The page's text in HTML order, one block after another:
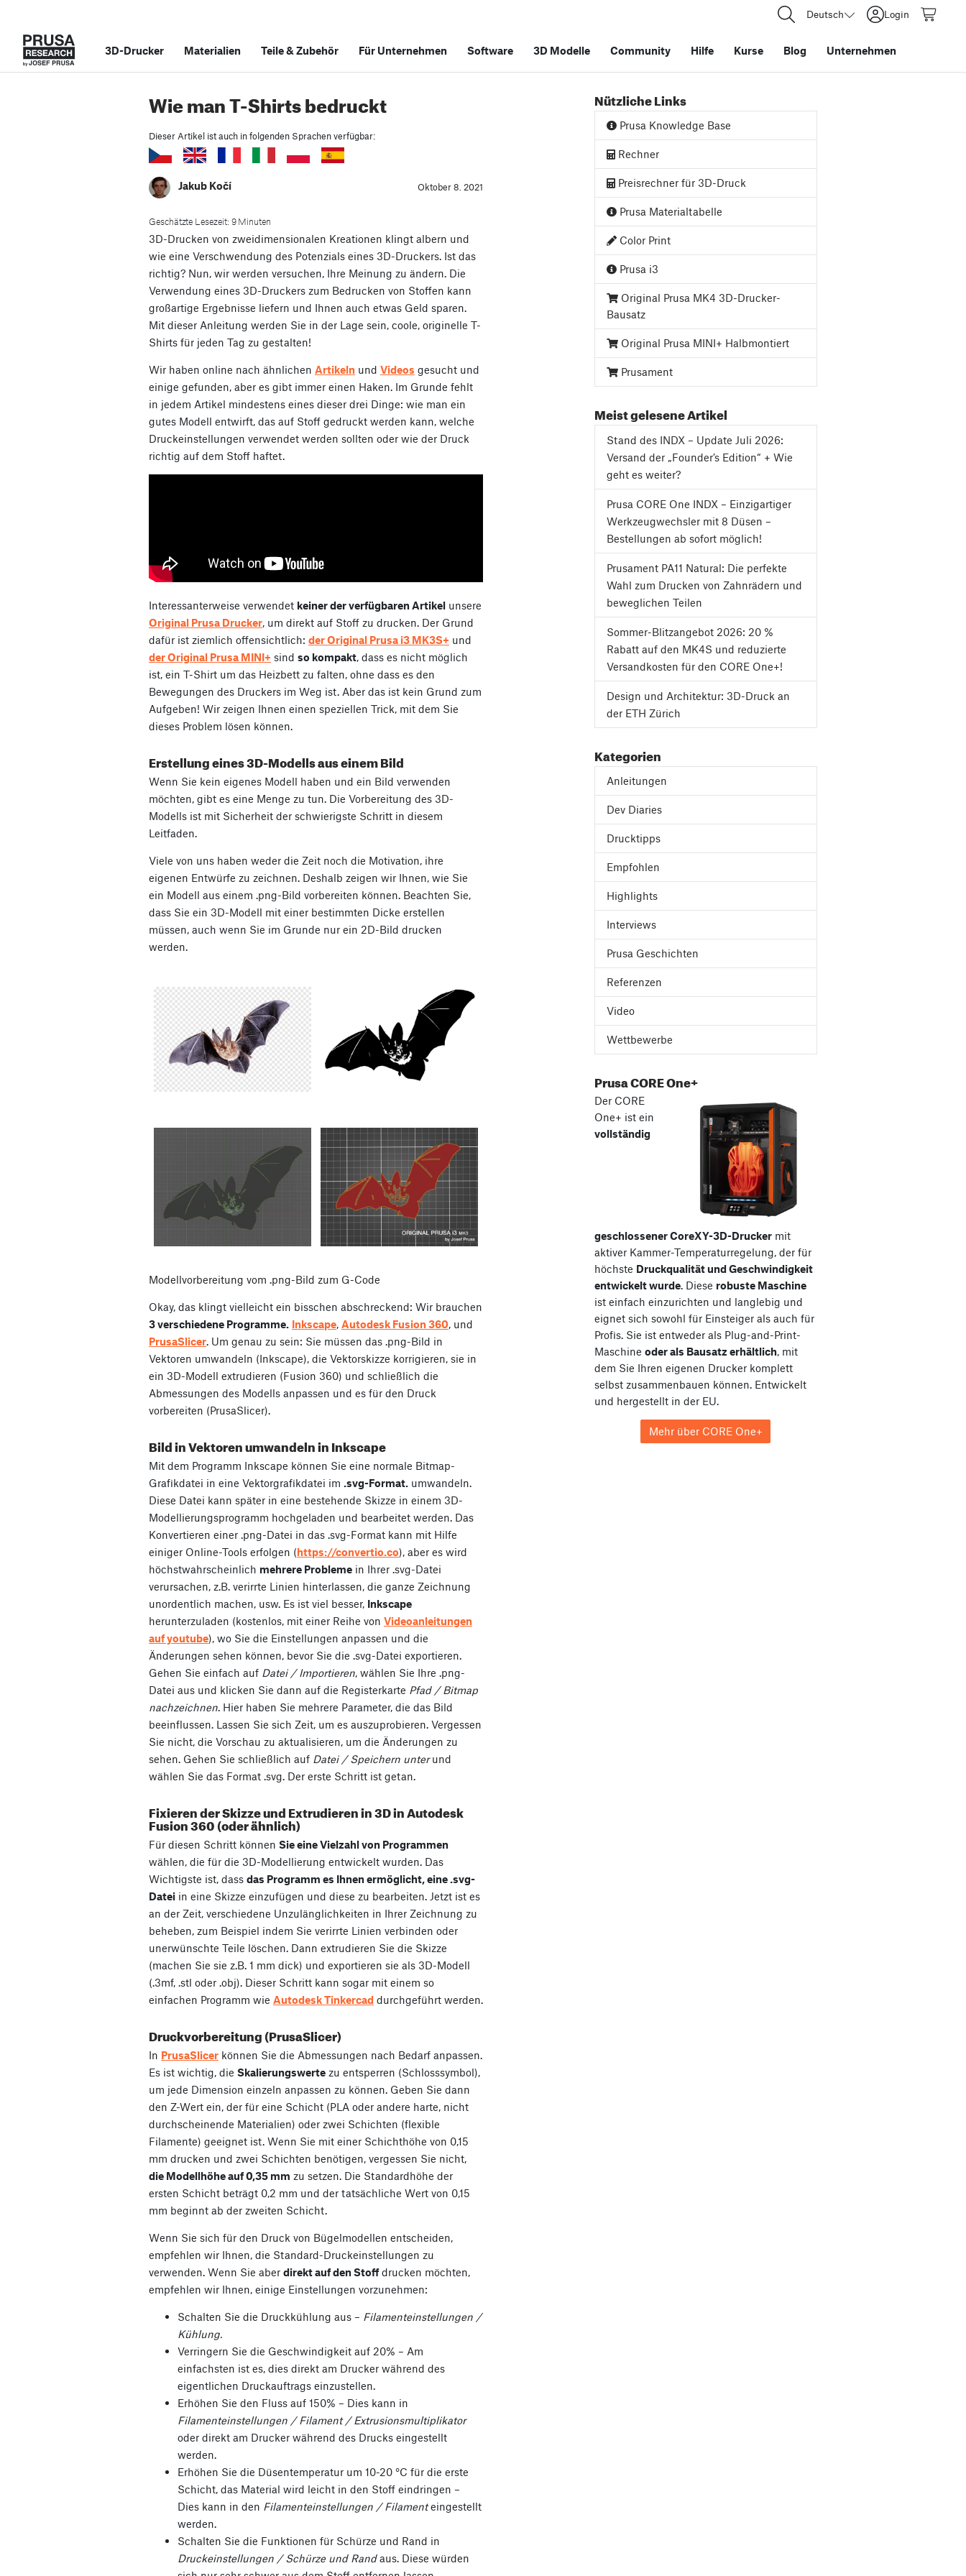
Deutsch Login
3D-Drucker Materialien Teile&Zubehör Für Unternehmen Software 3D Modelle Community Hilfe Kurse Blog Unternehmen
Wie man T-Shirts bedruckt
Dieser Artikel ist auch in folgenden Sprachen verfügbar:
Jakub Kočí Oktober 8. 2021
Geschätzte Lesezeit: 9 Minuten
3D-Drucken von zweidimensionalen Kreationen klingt albern und
wie eine Verschwendung des Potenzials eines 3D-Druckers. Ist das
richtig? Nun, wir werden versuchen, Ihre Meinung zu ändern. Die
Verwendung eines 3D-Druckers zum Bedrucken von Stoffen kann
großartige Ergebnisse liefern und Ihnen auch etwas Geld sparen.
Mit dieser Anleitung werden Sie in der Lage sein, coole, originelle T-
Shirts für jeden Tag zu gestalten!
Wir haben online nach ähnlichen Artikeln und Videos gesucht und
einige gefunden, aber es gibt immer einen Haken. Im Grunde fehlt
in jedem Artikel mindestens eines dieser drei Dinge: wie man ein
gutes Modell entwirft, das auf Stoff gedruckt werden kann, welche
Druckeinstellungen verwendet werden sollten oder wie der Druck
richtig auf dem Stoff haftet.
Interessanterweise verwendet keiner der verfügbaren Artikel unsere
Original Prusa Drucker, um direkt auf Stoff zu drucken. Der Grund
dafür ist ziemlich offensichtlich: der Original Prusa i3 MK3S+ und
der Original Prusa MINI+ sind so kompakt, dass es nicht möglich
ist, ein T-Shirt um das Heizbett zu falten, ohne dass es den
Bewegungen des Druckers im Weg ist. Aber das ist kein Grund zum
Aufgeben! Wir zeigen Ihnen einen speziellen Trick, mit dem Sie
dieses Problem lösen können.
Erstellung eines 3D-Modells aus einem Bild
Wenn Sie kein eigenes Modell haben und ein Bild verwenden
möchten, gibt es eine Menge zu tun. Die Vorbereitung des 3D-
Modells ist mit Sicherheit der schwierigste Schritt in diesem
Leitfaden.
Viele von uns haben weder die Zeit noch die Motivation, ihre
eigenen Entwürfe zu zeichnen. Deshalb zeigen wir Ihnen, wie Sie
ein Modell aus einem .png-Bild vorbereiten können. Beachten Sie,
dass Sie ein 3D-Modell mit einer bestimmten Dicke erstellen
müssen, auch wenn Sie im Grunde nur ein 2D-Bild drucken
werden.
Modellvorbereitung vom .png-Bild zum G-Code
Okay, das klingt vielleicht ein bisschen abschreckend: Wir brauchen
3 verschiedene Programme. Inkscape, Autodesk Fusion 360, und
PrusaSlicer. Um genau zu sein: Sie müssen das .png-Bild in
Vektoren umwandeln (Inkscape), die Vektorskizze korrigieren, sie in
ein 3D-Modell extrudieren (Fusion 360) und schließlich die
Abmessungen des Modells anpassen und es für den Druck
vorbereiten (PrusaSlicer).
Bild in Vektoren umwandeln in Inkscape
Mit dem Programm Inkscape können Sie eine normale Bitmap-
Grafikdatei in eine Vektorgrafikdatei im .svg-Format. umwandeln.
Diese Datei kann später in eine bestehende Skizze in einem 3D-
Modellierungsprogramm hochgeladen und bearbeitet werden. Das
Konvertieren einer .png-Datei in das .svg-Format kann mit Hilfe
einiger Online-Tools erfolgen (https://convertio.co), aber es wird
höchstwahrscheinlich mehrere Probleme in Ihrer .svg-Datei
verursachen, z.B. verirrte Linien hinterlassen, die ganze Zeichnung
unordentlich machen, usw. Es ist viel besser, Inkscape
herunterzuladen (kostenlos, mit einer Reihe von Videoanleitungen
auf youtube), wo Sie die Einstellungen anpassen und die
Änderungen sehen können, bevor Sie die .svg-Datei exportieren.
Gehen Sie einfach auf Datei / Importieren, wählen Sie Ihre .png-
Datei aus und klicken Sie dann auf die Registerkarte Pfad / Bitmap
nachzeichnen. Hier haben Sie mehrere Parameter, die das Bild
beeinflussen. Lassen Sie sich Zeit, um es auszuprobieren. Vergessen
Sie nicht, die Vorschau zu aktualisieren, um die Änderungen zu
sehen. Gehen Sie schließlich auf Datei / Speichern unterund
wählen Sie das Format .svg. Der erste Schritt ist getan.
Fixieren der Skizze und Extrudieren in 3D in Autodesk
Fusion 360 (oder ähnlich)
Für diesen Schritt können Sie eine Vielzahl von Programmen
wählen, die für die 3D-Modellierung entwickelt wurden. Das
Wichtigste ist, dass das Programm es Ihnen ermöglicht, eine .svg-
Datei in eine Skizze einzufügen und diese zu bearbeiten. Jetzt ist es
an der Zeit, verschiedene Unzulänglichkeiten in Ihrer Zeichnung zu
beheben, zum Beispiel indem Sie verirrte Linien verbinden oder
unerwünschte Teile löschen. Dann extrudieren Sie die Skizze
(machen Sie sie z.B. 1 mm dick) und exportieren sie als 3D-Modell
(.3mf, .stl oder .obj). Dieser Schritt kann sogar mit einem so
einfachen Programm wie Autodesk Tinkercad durchgeführt werden.
Druckvorbereitung (PrusaSlicer)
In PrusaSlicer können Sie die Abmessungen nach Bedarf anpassen.
Es ist wichtig, die Skalierungswerte zu entsperren (Schlosssymbol),
um jede Dimension einzeln anpassen zu können. Geben Sie dann
den Z-Wert ein, der für eine Schicht (PLA oder andere harte, nicht
durchscheinende Materialien) oder zwei Schichten (flexible
Filamente) geeignet ist. Wenn Sie mit einer Schichthöhe von 0,15
mm drucken und zwei Schichten benötigen, vergessen Sie nicht,
die Modellhöhe auf 0,35 mm zu setzen. Die Standardhöhe der
ersten Schicht beträgt 0,2 mm und der tatsächliche Wert von 0,15
mm beginnt ab der zweiten Schicht.
Wenn Sie sich für den Druck von Bügelmodellen entscheiden,
empfehlen wir Ihnen, die Standard-Druckeinstellungen zu
verwenden. Wenn Sie aber direkt auf den Stoffdrucken möchten,
empfehlen wir Ihnen, einige Einstellungen vorzunehmen:
Schalten Sie die Druckkühlung aus – Filamenteinstellungen /
Kühlung.
Verringern Sie die Geschwindigkeit auf 20% – Am
einfachsten ist es, dies direkt am Drucker während des
eigentlichen Druckauftrags einzustellen.
Erhöhen Sie den Fluss auf 150% – Dies kann in
Filamenteinstellungen / Filament / Extrusionsmultiplikator
oder direkt am Drucker während des Drucks eingestellt
werden.
Erhöhen Sie die Düsentemperatur um 10-20 °C für die erste
Schicht, das Material wird leicht in den Stoff eindringen –
Dies kann in den Filamenteinstellungen / Filamenteingestellt
werden.
Schalten Sie die Funktionen für Schürze und Rand in
Druckeinstellungen / Schürze und Randaus. Diese würden
Nützliche Links
Prusa Knowledge Base
Rechner
Preisrechner für 3D-Druck
Prusa Materialtabelle
Color Print
Prusa i3
Original Prusa MK4 3D-Drucker-
Bausatz
Original Prusa MINI+ Halbmontiert
Prusament
Meist gelesene Artikel
Stand des INDX – Update Juli 2026:
Versand der „Founder’s Edition“ + Wie
geht es weiter?
Prusa CORE One INDX – Einzigartiger
Werkzeugwechsler mit 8 Düsen –
Bestellungen ab sofort möglich!
Prusament PA11 Natural: Die perfekte
Wahl zum Drucken von Zahnrädern und
beweglichen Teilen
Sommer-Blitzangebot 2026: 20 %
Rabatt auf den MK4S und reduzierte
Versandkosten für den CORE One+!
Design und Architektur: 3D-Druck an
der ETH Zürich
Kategorien
Anleitungen
Dev Diaries
Drucktipps
Empfohlen
Highlights
Interviews
Prusa Geschichten
Referenzen
Video
Wettbewerbe
Prusa CORE One+
Der CORE
One+ ist ein
vollständig
geschlossener CoreXY-3D-Druckermit
aktiver Kammer-Temperaturregelung, der für
höchste Druckqualität und Geschwindigkeit
entwickelt wurde. Diese robuste Maschine
ist einfach einzurichten und langlebig und
eignet sich sowohl für Einsteiger als auch für
Profis. Sie ist entweder als Plug-and-Print-
Maschine oder als Bausatz erhältlich, mit
dem Sie Ihren eigenen Drucker komplett
selbst zusammenbauen können. Entwickelt
und hergestellt in der EU.
Mehr über CORE One+